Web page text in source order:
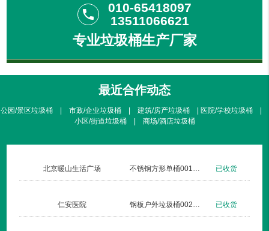
phone
010-65418097
13511066621
专业垃圾桶生产厂家
最近合作动态
公园/景区垃圾桶 | 市政/企业垃圾桶 | 建筑/房产垃圾桶 | 医院/学校垃圾桶 |
小区/街道垃圾桶 | 商场/酒店垃圾桶
北京暖山生活广场 不锈钢方形单桶001定制款 已收货
仁安医院 钢板户外垃圾桶002玫瑰金 已收货